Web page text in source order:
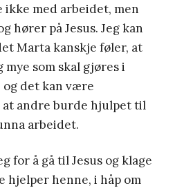
med arbeidet, men
hører på Jesus. Jeg kan
Marta kanskje føler, at
som skal gjøres i
og det kan være
at andre burde hjulpet til
arbeidet.
for å gå til Jesus og klage
hjelper henne, i håp om